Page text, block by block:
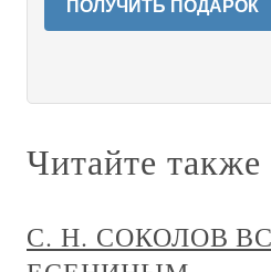
ПОЛУЧИТЬ ПОДАРОК
Читайте также
С. Н. СОКОЛОВ